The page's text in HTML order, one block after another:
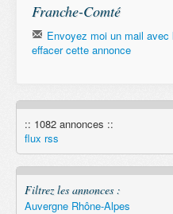
Franche-Comté
Envoyez moi un mail
effacer cette annonce
Remember
:: 1082 annonces ::
flux rss
Filtrez les annonces :
Auvergne Rhône-Alpes